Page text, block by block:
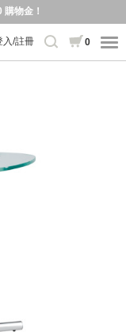
購物金！
入/註冊 0